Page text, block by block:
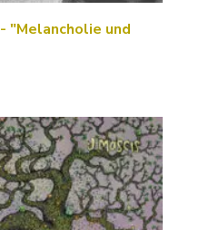
"Melancholie und